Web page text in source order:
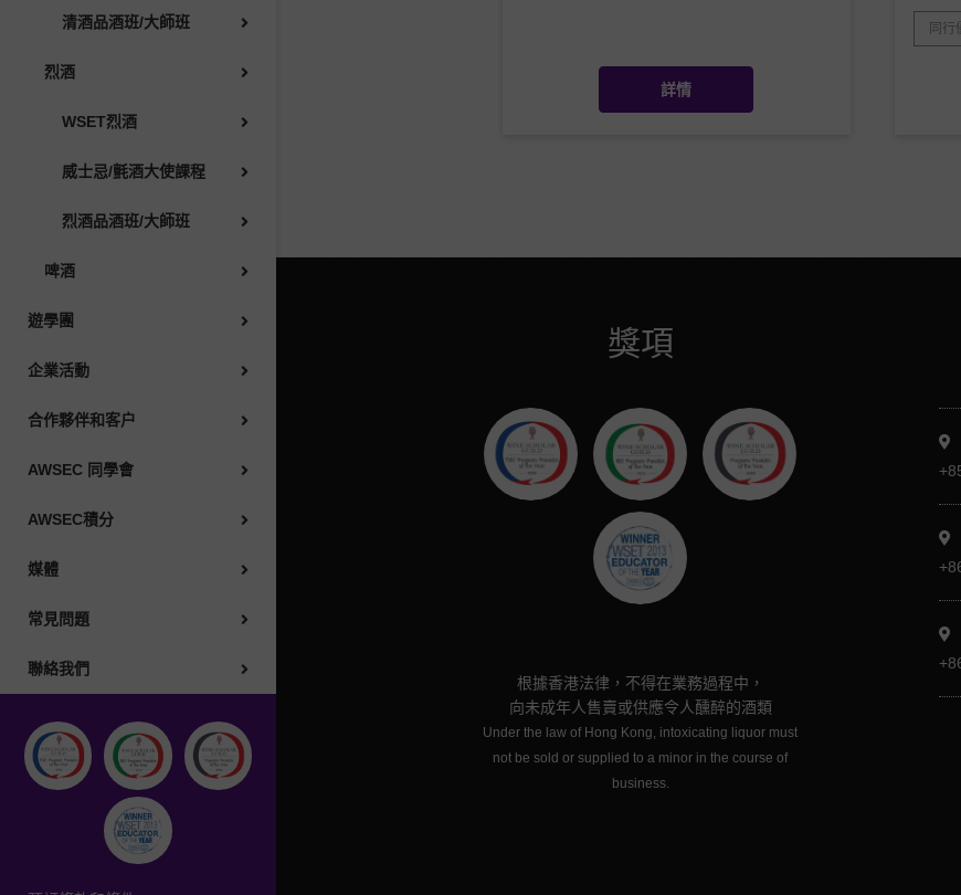
清酒品酒班/大師班
烈酒
WSET烈酒
威士忌/氈酒大使課程
烈酒品酒班/大師班
啤酒
遊學團
企業活動
合作夥伴和客户
AWSEC 同學會
AWSEC積分
媒體
常見問題
聯絡我們
企業活動
AWSEC積分
聯絡我們
預訂條款和條件
隱私政策
詳情
同行
獎項
根據香港法律，不得在業務過程中，
向未成年人售賣或供應令人醺醉的酒類
Under the law of Hong Kong, intoxicating liquor must
not be sold or supplied to a minor in the course of
business.